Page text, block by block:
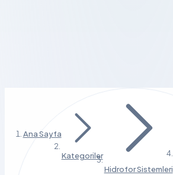
Ana Sayfa
Kategoriler
Hidrofor Sistemleri